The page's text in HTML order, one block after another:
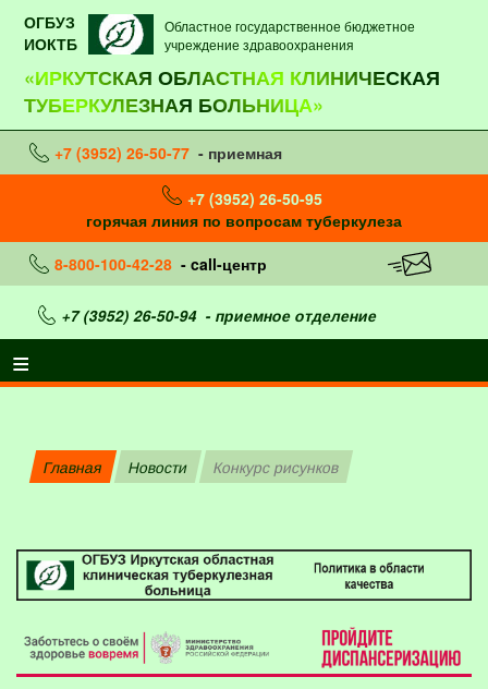
ОГБУЗ
ИОКТБ
Областное государственное бюджетное
учреждение здравоохранения
«ИРКУТСКАЯ ОБЛАСТНАЯ КЛИНИЧЕСКАЯ
ТУБЕРКУЛЕЗНАЯ БОЛЬНИЦА»
+7 (3952) 26-50-77 - приемная
+7 (3952) 26-50-95
горячая линия по вопросам туберкулеза
8-800-100-42-28 - call-центр
+7 (3952) 26-50-94- приемное отделение
Главная Новости Конкурс рисунков